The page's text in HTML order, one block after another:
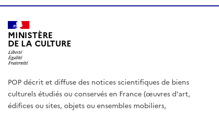
MINISTÈRE
DE LA CULTURE
POP décrit et diffuse des notices scientifiques de biens
culturels étudiés ou conservés en France (œuvres d'art,
édifices ou sites, objets ou ensembles mobiliers,